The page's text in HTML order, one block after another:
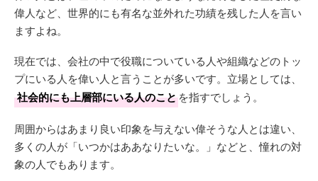
偉人など、世界的にも有名な並外れた功績を残した人を言い
ますよね。
現在では、会社の中で役職についている人や組織などのトッ
プにいる人を偉い人と言うことが多いです。立場としては、
社会的にも上層部にいる人のことを指すでしょう。
周囲からはあまり良い印象を与えない偉そうな人とは違い、
多くの人が「いつかはああなりたいな。」などと、憧れの対
象の人でもあります。